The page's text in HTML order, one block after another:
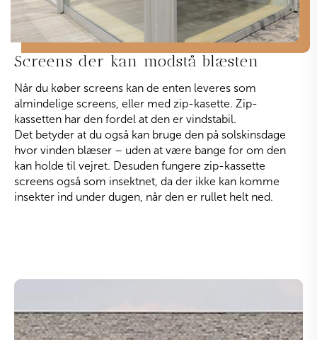
Screens der kan modstå blæsten
Når du køber screens kan de enten leveres som
almindelige screens, eller med zip-kasette. Zip-
kassetten har den fordel at den er vindstabil.
Det betyder at du også kan bruge den på solskinsdage
hvor vinden blæser – uden at være bange for om den
kan holde til vejret. Desuden fungere zip-kassette
screens også som insektnet, da der ikke kan komme
insekter ind under dugen, når den er rullet helt ned.